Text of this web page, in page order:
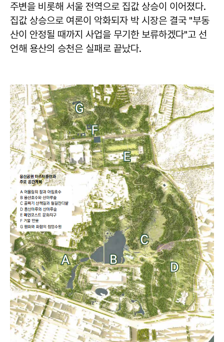
주변을 비롯해 서울 전역으로 집값 상승이 이어졌다.
집값 상승으로 여론이 악화되자 박 시장은 결국 "부동
산이 안정될 때까지 사업을 무기한 보류하겠다"고 선
언해 용산의 승천은 실패로 끝났다.